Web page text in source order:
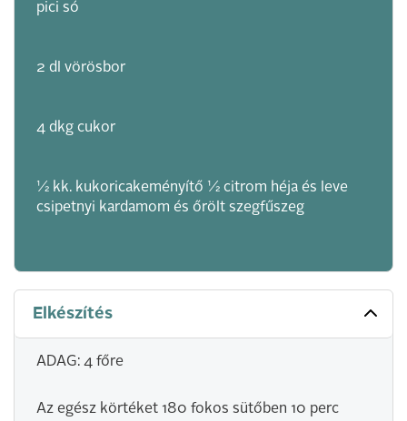
pici só
2 dl vörösbor
4 dkg cukor
1⁄2 kk. kukoricakeményítő 1⁄2 citrom héja és leve
csipetnyi kardamom és őrölt szegfűszeg
Elkészítés
ADAG: 4 főre
Az egész körtéket 180 fokos sütőben 10 perc